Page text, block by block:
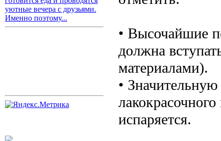
уютные вечера с друзьями.
Именно поэтому...
• Высочайшие
должна
материалами).
•
испаряется.